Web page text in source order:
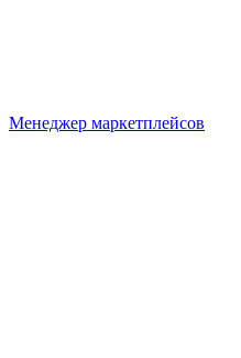
Менеджер маркетплейсов